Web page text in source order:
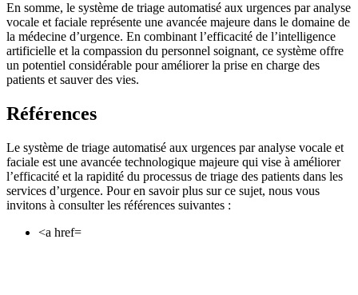
En somme, le système de triage automatisé aux urgences par analyse
vocale et faciale représente une avancée majeure dans le domaine de
la médecine d’urgence. En combinant l’efficacité de l’intelligence
artificielle et la compassion du personnel soignant, ce système offre
un potentiel considérable pour améliorer la prise en charge des
patients et sauver des vies.
Références
Le système de triage automatisé aux urgences par analyse vocale et
faciale est une avancée technologique majeure qui vise à améliorer
l’efficacité et la rapidité du processus de triage des patients dans les
services d’urgence. Pour en savoir plus sur ce sujet, nous vous
invitons à consulter les références suivantes :
<a href=